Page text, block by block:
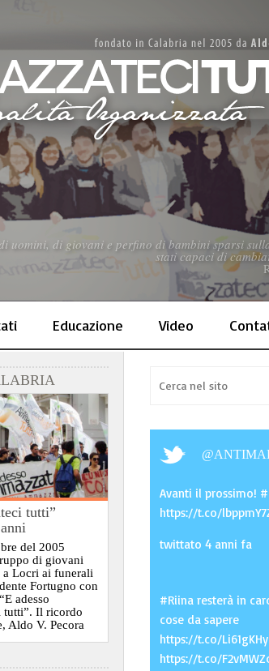
uomini, di giovani e perfino di bambini sparsi
stati capaci di
Educazione Video
tutti”
del 2005
di giovani
Locri ai funerali
Fortugno con
adesso
tutti”. Il ricordo
Aldo V. Pecora
@
Avanti il prossimo!
https://t.co/
twittato 4 anni fa
#Riina resterà in
cose da sapere
https://t.co/
https://t.co/